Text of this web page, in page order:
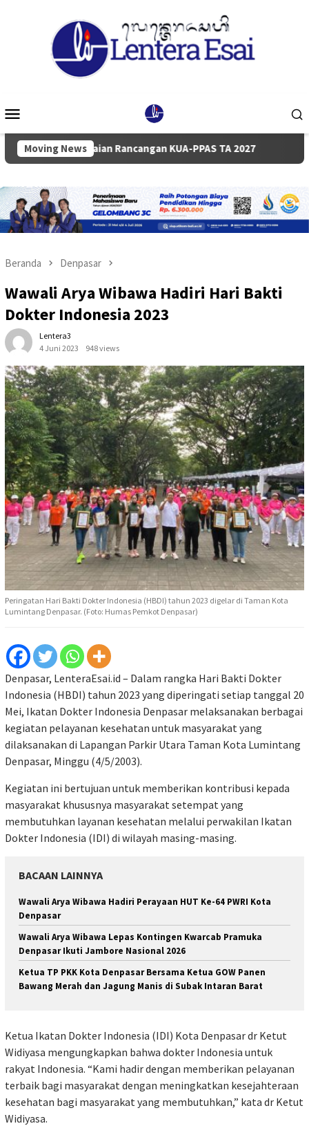
Mobile
Moving News
Rancangan KUA-PPAS TA 2027 Pemkab dan
Beranda Denpasar
Wawali Arya Wibawa Hadiri Hari Bakti
Dokter Indonesia 2023
Lentera3
4 Juni 2023
948 views
Peringatan Hari Bakti Dokter Indonesia (HBDI) tahun 2023 digelar di Taman Kota
Lumintang Denpasar. (Foto: Humas Pemkot Denpasar)
Denpasar, LenteraEsai.id – Dalam rangka Hari Bakti Dokter
Indonesia (HBDI) tahun 2023 yang diperingati setiap tanggal 20
Mei, Ikatan Dokter Indonesia Denpasar melaksanakan berbagai
kegiatan pelayanan kesehatan untuk masyarakat yang
dilaksanakan di Lapangan Parkir Utara Taman Kota Lumintang
Denpasar, Minggu (4/5/2003).
Kegiatan ini bertujuan untuk memberikan kontribusi kepada
masyarakat khususnya masyarakat setempat yang
membutuhkan layanan kesehatan melalui perwakilan Ikatan
Dokter Indonesia (IDI) di wilayah masing-masing.
BACAAN LAINNYA
Wawali Arya Wibawa Hadiri Perayaan HUT Ke-64 PWRI Kota
Denpasar
Wawali Arya Wibawa Lepas Kontingen Kwarcab Pramuka
Denpasar Ikuti Jambore Nasional 2026
Ketua TP PKK Kota Denpasar Bersama Ketua GOW Panen
Bawang Merah dan Jagung Manis di Subak Intaran Barat
Ketua Ikatan Dokter Indonesia (IDI) Kota Denpasar dr Ketut
Widiyasa mengungkapkan bahwa dokter Indonesia untuk
rakyat Indonesia. “Kami hadir dengan memberikan pelayanan
terbaik bagi masyarakat dengan meningkatkan kesejahteraan
kesehatan bagi masyarakat yang membutuhkan,” kata dr Ketut
Widiyasa.